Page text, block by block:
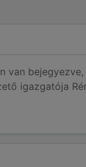
bejegyezve,
igazgatója